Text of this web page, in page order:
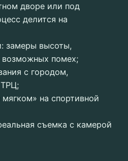
дворе или под
делится на
замеры высоты,
возможных помех;
с городом,
на спортивной
съемка с камерой